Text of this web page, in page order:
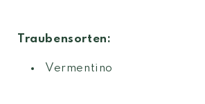
Traubensorten:
Vermentino